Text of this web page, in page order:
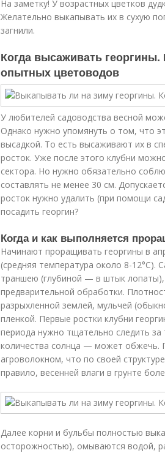
На заметку! У возрастных цветков
Желательно выкапывать их в сухую
загнили.
Когда высаживать георгины.
опытных цветоводов
У любителей садоводства весной
Однако нужно упомянуть о том, что
высадкой. То есть высаживают их в
росток. Уже после этого клубни
сектора. Но нужно обязательно
составлять не менее 30 см.
росток нужно удалить (при помощи
посадить георгин?
Когда и как выполняется
Начинают проращивать георгины в
(средняя температура около 8-
траншею (глубиной — в штык лопаты),
предварительной обработки.
разрыхленной землей, мульчей
пленкой. Первые ростки клубни
периода нужно тщательно следить
количества солнца — может обжечь.
агроволокном, что по своей
правило, весенней влаги в грунте
Далее корни и бульбы полностью
осторожностью), омываются водой,